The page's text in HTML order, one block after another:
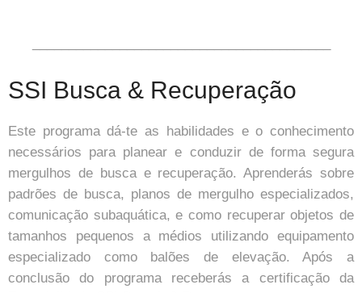
SSI Busca & Recuperação
Este programa dá-te as habilidades e o conhecimento
necessários para planear e conduzir de forma segura
mergulhos de busca e recuperação. Aprenderás sobre
padrões de busca, planos de mergulho especializados,
comunicação subaquática, e como recuperar objetos de
tamanhos pequenos a médios utilizando equipamento
especializado como balões de elevação. Após a
conclusão do programa receberás a certificação da